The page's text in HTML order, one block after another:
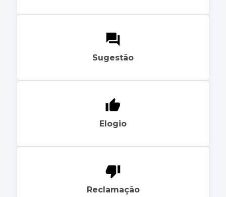
Sugestão
Elogio
Reclamação